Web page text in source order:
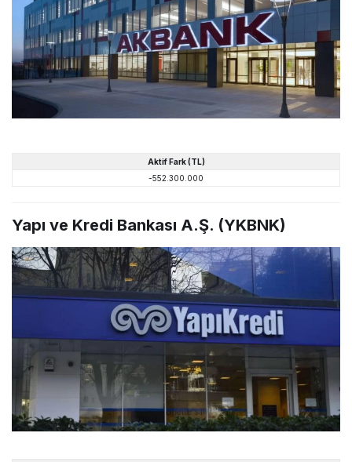
Aktif Fark (TL)
-552.300.000
Yapı ve Kredi Bankası A.Ş. (YKBNK)